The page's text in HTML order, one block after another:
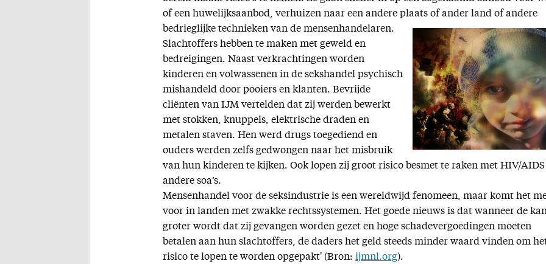
of een huwelijksaanbod, verhuizen naar een andere plaats of ander land of andere
bedrieglijke technieken van de mensenhandelaren.
Slachtoffers hebben te maken met geweld en
bedreigingen. Naast verkrachtingen worden
kinderen en volwassenen in de sekshandel psychisch
mishandeld door pooiers en klanten. Bevrijde
cliënten van IJM vertelden dat zij werden bewerkt
met stokken, knuppels, elektrische draden en
metalen staven. Hen werd drugs toegediend en
ouders werden zelfs gedwongen naar het misbruik
van hun kinderen te kijken. Ook lopen zij groot risico besmet te raken met HIV/AIDS
andere soa’s.
Mensenhandel voor de seksindustrie is een wereldwijd fenomeen, maar komt het
voor in landen met zwakke rechtssystemen. Het goede nieuws is dat wanneer de
groter wordt dat zij gevangen worden gezet en hoge schadevergoedingen moeten
betalen aan hun slachtoffers, de daders het geld steeds minder waard vinden om
risico te lopen te worden opgepakt' (Bron: ijmnl.org).